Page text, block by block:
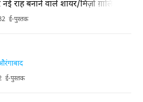
राह बनाने वाले शायर/मिर्ज़ा ग़ालिब के
ई-पुस्तक
ई-पुस्तक